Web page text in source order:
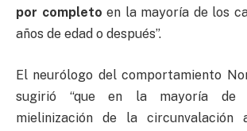
por completo en la mayoría de los
años de edad o después”.
El neurólogo del comportamiento
sugirió “que en la mayoría de
mielinización de la circunvalación